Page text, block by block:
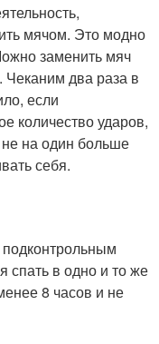
мячом. Это модно
заменить мяч
Чеканим два раза в
если
количество ударов,
на один больше
себя.
спать в одно и то же
8 часов и не